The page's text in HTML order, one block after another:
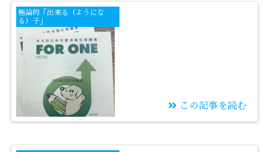
極論的「出来る（ようにな
る）子」
この記事を読む